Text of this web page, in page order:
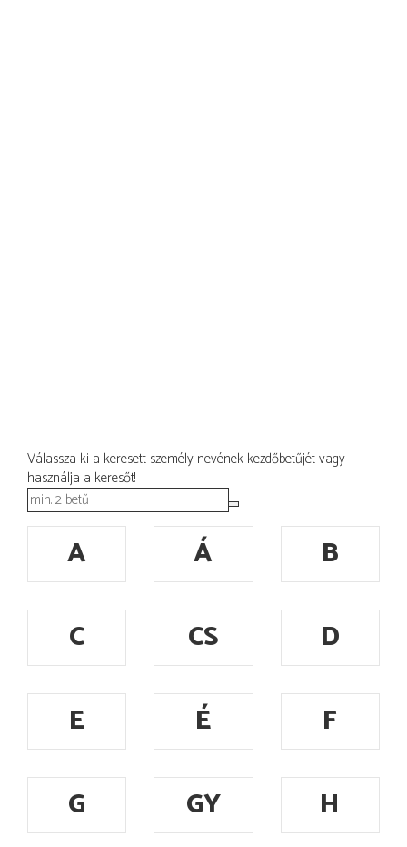
Válassza ki a keresett személy nevének kezdőbetűjét vagy
használja a keresőt!
A Á
B
C
CS
D
E
É
F
G
GY H